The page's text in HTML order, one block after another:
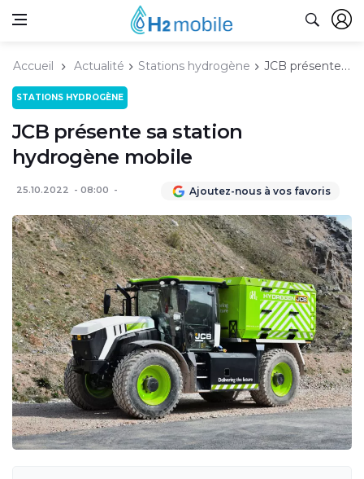
Accueil Actualité Stations hydrogène JCB présente sa station hydrogène mobile
STATIONS HYDROGÈNE
JCB présente sa station
hydrogène mobile
25.10.2022 08:00 Ajoutez-nous à vos favoris